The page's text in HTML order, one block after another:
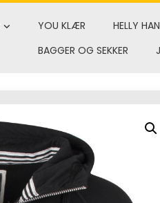
YOU KLÆR HELLY
BAGGER OG SEKKER